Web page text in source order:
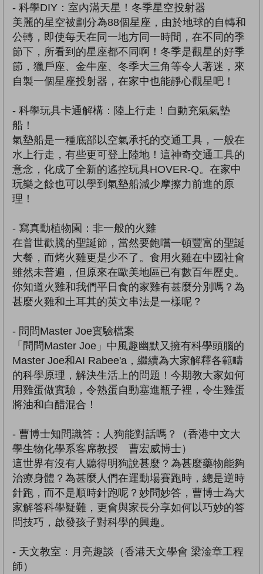
- 科學DIY：室內滿天星！冬季星空投射器
美麗的星空被劃分為88個星座，由於地球的自轉和
公轉，即使每天在同一地方同一時間，在不同的季
節下，所看到的星座都不同啊！冬季是觀星的好季
節，獵戶座、金牛座、冬季大三角等令人著迷，來
自製一個星座投射器，在家中也能靜心觀星吧！
- 科學玩具卡通解構：陸上行走！自動充氣氣墊
船！
氣墊船是一種底部以空氣承托的交通工具，一般在
水上行走，有些更可登上陸地！這神奇交通工具的
意念，化成了全新的遙控玩具HOVER-Q。在家中
玩樂之餘也可以學到氣墊船減少摩擦力前進的原
理！
- 寫真動植物園：非一般的火雞
在普世歡騰的聖誕節，當然要飽嚐一頓豐富的聖誕
大餐，而烤火雞更是少不了。食用火雞在中國社會
雖然未普遍，但原來在歐美地區已有數百年歷史。
你知道火雞和我們平日食的家雞有甚麼分別嗎？為
甚麼火雞和土耳其的英文串法是一樣呢？
- 問問Master Joe實驗檔案
「問問Master Joe」中風趣幽默又擁有科學頭腦的
Master Joe和AI Rabee'a，繼續為大家解釋各範疇
的科學原理，解決生活上的問題！今期教大家如何
用雞蛋做實驗，令熟蛋自動塞進瓶子裡，令生雞蛋
將油和白醋混合！
- 曹博士知問識答：人狗能對話嗎？（香港中文大
學生物化學系客席教授 曹宏威博士）
這世界有沒有人聽得明狗說甚麼？為甚麼藥物能夠
治療身體？為甚麼人們在運動場賽跑時，總是逆時
針跑，而不是順時針跑呢？妙問妙答，曹博士為大
家解答科學疑難，更會與家長分享如何以巧妙的答
問技巧，啟發孩子對科學的興趣。
- 天文教室：月亮趣談（香港天文學會 梁淦章工程
師）